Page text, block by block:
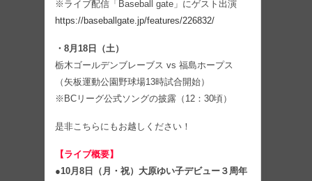
※ライブ配信「Baseball gate」にゲスト出演
https://baseballgate.jp/features/226832/
・8月18日（土）
栃木ゴールデンブレーブス vs 福島ホープス
（矢板運動公園野球場13時試合開始）
※BCリーグ公式ソングの披露（12：30頃）
是非こちらにもお越しください！
【ライブ概要】
●10月8日（月・祝）大原ゆい子デビュー３周年